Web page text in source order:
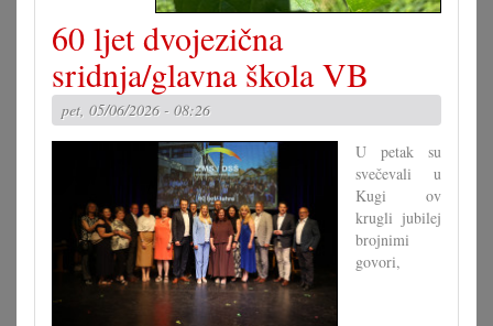
pohara
vrte
60 ljet dvojezična
sridnja/glavna škola VB
pet, 05/06/2026 - 08:26
U petak su
svečevali u
Kugi ov
krugli jubilej
brojnimi
govori,